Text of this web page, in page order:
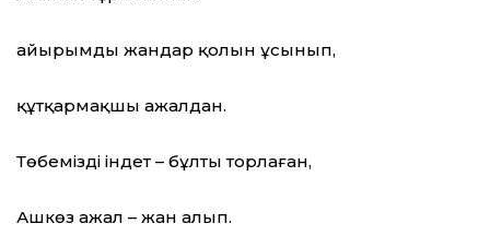
Қайырымды жандар қолын ұсынып,
құтқармақшы ажалдан.
Төбемізді індет – бұлты торлаған,
Ашкөз ажал – жан алып.